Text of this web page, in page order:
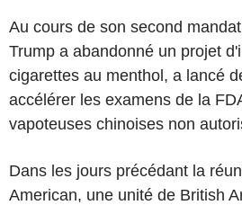
Au cours de son second
Trump a abandonné un projet
cigarettes au menthol, a lancé
accélérer les examens de la
vapoteuses chinoises non
Dans les jours précédant la
American, une unité de British